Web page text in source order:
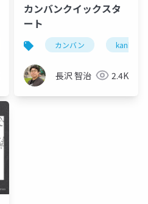
カンバン アジャイル
カンバンクイックスタ
ート
カンバン kanban
長沢 智治 2.4K